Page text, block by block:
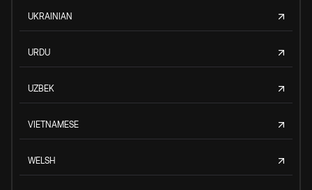
UKRAINIAN
URDU
UZBEK
VIETNAMESE
WELSH